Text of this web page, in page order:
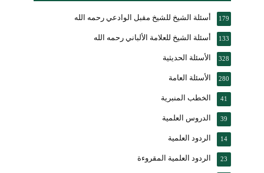
أسئلة الشيخ للشيخ مقبل الوادعي رحمه الله 179
أسئلة الشيخ للعلامة الألباني رحمه الله 133
الأسئلة الحديثية 328
الأسئلة العامة 280
الخطب المنبرية 41
الدروس العلمية 39
الردود العلمية 14
الردود العلمية المقروءة 23